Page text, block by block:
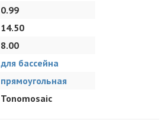
0.99
14.50
8.00
для бассейна
прямоугольная
Tonomosaic